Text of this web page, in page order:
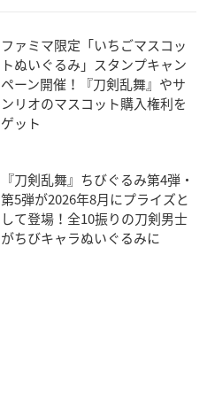
ファミマ限定「いちごマスコッ
トぬいぐるみ」スタンプキャン
ペーン開催！『刀剣乱舞』やサ
ンリオのマスコット購入権利を
ゲット
『刀剣乱舞』ちびぐるみ第4弾・
第5弾が2026年8月にプライズと
して登場！全10振りの刀剣男士
がちびキャラぬいぐるみに